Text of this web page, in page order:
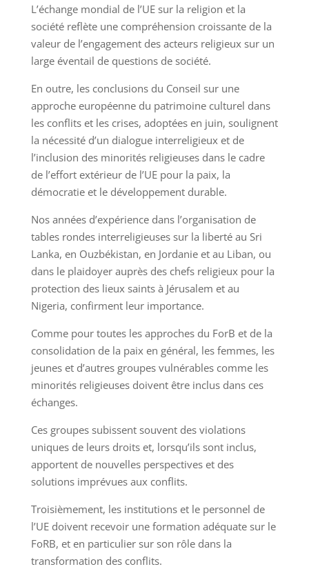
L’échange mondial de l’UE sur la religion et la
société reflète une compréhension croissante de la
valeur de l’engagement des acteurs religieux sur un
large éventail de questions de société.
En outre, les conclusions du Conseil sur une
approche européenne du patrimoine culturel dans
les conflits et les crises, adoptées en juin, soulignent
la nécessité d’un dialogue interreligieux et de
l’inclusion des minorités religieuses dans le cadre
de l’effort extérieur de l’UE pour la paix, la
démocratie et le développement durable.
Nos années d’expérience dans l’organisation de
tables rondes interreligieuses sur la liberté au Sri
Lanka, en Ouzbékistan, en Jordanie et au Liban, ou
dans le plaidoyer auprès des chefs religieux pour la
protection des lieux saints à Jérusalem et au
Nigeria, confirment leur importance.
Comme pour toutes les approches du ForB et de la
consolidation de la paix en général, les femmes, les
jeunes et d’autres groupes vulnérables comme les
minorités religieuses doivent être inclus dans ces
échanges.
Ces groupes subissent souvent des violations
uniques de leurs droits et, lorsqu’ils sont inclus,
apportent de nouvelles perspectives et des
solutions imprévues aux conflits.
Troisièmement, les institutions et le personnel de
l’UE doivent recevoir une formation adéquate sur le
FoRB, et en particulier sur son rôle dans la
transformation des conflits.